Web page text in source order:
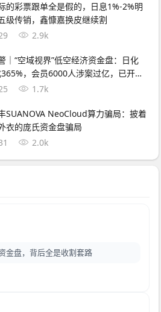
的彩票跟单全是假的，日息1%-2%明
级传销，鑫慷嘉换皮继续割
2.9k
｜“空域视界”低空经济资金盘：日化
，会员6000人涉案过亿，已开始
——智航智引怎么崩的，它就怎么崩
1.7k
SUANOVA NeoCloud算力骗局：披着
衣的庞氏资金盘骗局
2.0k
金盘，背后全是收割套路